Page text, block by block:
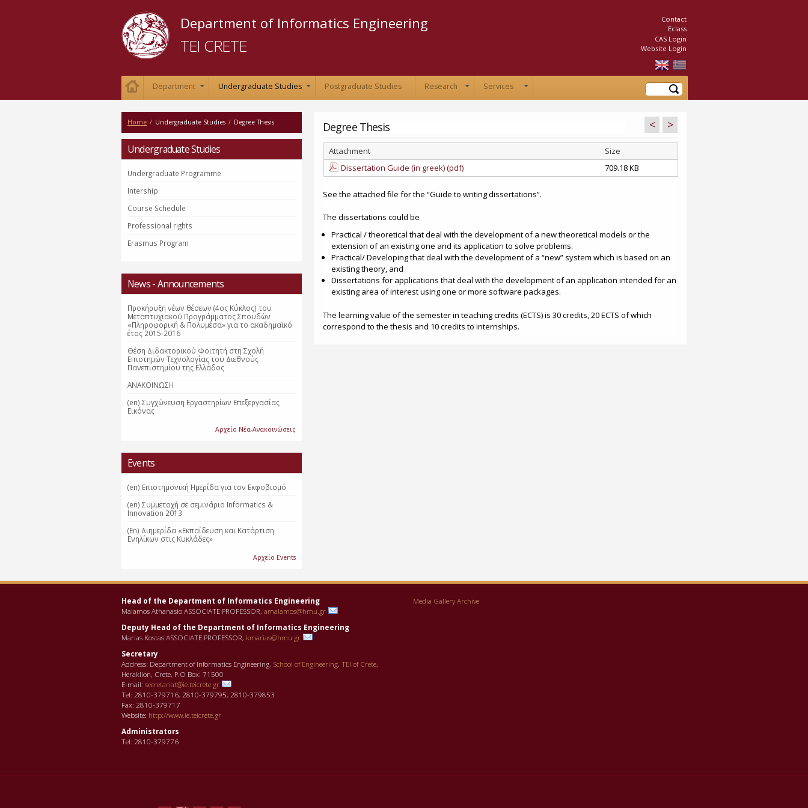
main
content
Department of Informatics Engineering
TEI CRETE
Contact
Eclass
CAS Login
Website Login
Department Undergraduate Studies Postgraduate Studies Research Services Search
Home / Undergraduate Studies / Degree Thesis
Undergraduate Studies
Undergraduate Programme
Intership
Course Schedule
Professional rights
Erasmus Program
News - Announcements
Προκήρυξη νέων θέσεων (4ος Κύκλος) του
Μεταπτυχιακού Προγράμματος Σπουδών
«Πληροφορική & Πολυμέσα» για το ακαδημαϊκό
έτος 2015-2016
Θέση Διδακτορικού Φοιτητή στη Σχολή
Επιστημών Τεχνολογίας του Διεθνούς
Πανεπιστημίου της Ελλάδος
ΑΝΑΚΟΙΝΩΣΗ
(en) Συγχώνευση Εργαστηρίων Επεξεργασίας
Εικόνας
Αρχείο Νέα-Ανακοινώσεις
Events
(en) Επιστημονική Ημερίδα για τον Εκφοβισμό
(en) Συμμετοχή σε σεμινάριο Informatics &
Innovation 2013
(En) Διημερίδα «Εκπαίδευση και Κατάρτιση
Ενηλίκων στις Κυκλάδες»
Αρχείο Events
Degree Thesis < >
Attachment
Size
Dissertation Guide (in greek) (pdf)
709.18 KB
See the attached file for the “Guide to writing dissertations”.
The dissertations could be
Practical / theoretical that deal with the development of a new theoretical models or the
extension of an existing one and its application to solve problems.
Practical/ Developing that deal with the development of a “new” system which is based on an
existing theory, and
Dissertations for applications that deal with the development of an application intended for an
existing area of interest using one or more software packages.
The learning value of the semester in teaching credits (ECTS) is 30 credits, 20 ECTS of which
correspond to the thesis and 10 credits to internships.
Head of the Department οf Informatics Engineering
Malamos Athanasio ASSOCIATE PROFESSOR, amalamos@hmu.gr
Deputy Head of the Department οf Informatics Engineering
Marias Kostas ASSOCIATE PROFESSOR, kmarias@hmu.gr
Secretary
Address: Department of Informatics Engineering, School of Engineering, TEI of Crete,
Heraklion, Crete, P.O Box: 71500
E-mail: secretariat@ie.teicrete.gr
Tel: 2810-379716, 2810-379795, 2810-379853
Fax: 2810-379717
Website: http://www.ie.teicrete.gr
Administrators
Tel: 2810-379776
Media Gallery Archive